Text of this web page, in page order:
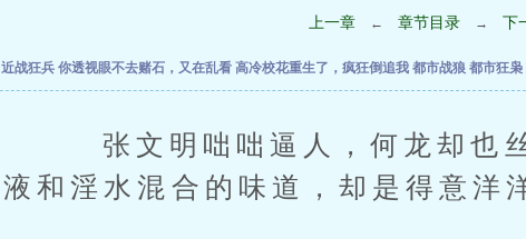
上一章 ← 章节目录 → 下
近战狂兵 你透视眼不去赌石，又在乱看 高冷校花重生了，疯狂倒追我 都市战狼 都市狂枭
张文明咄咄逼人，何龙却也丝
液和淫水混合的味道，却是得意洋